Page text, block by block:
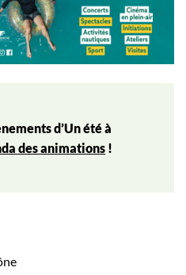
d’Un été à
des animations !